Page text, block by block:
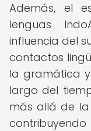
Además, el
lenguas
influencia del
contactos
la gramática
largo del
más allá de